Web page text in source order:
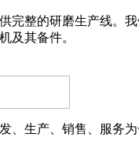
完整的研磨生产线。
及其备件。
、生产、销售、服务